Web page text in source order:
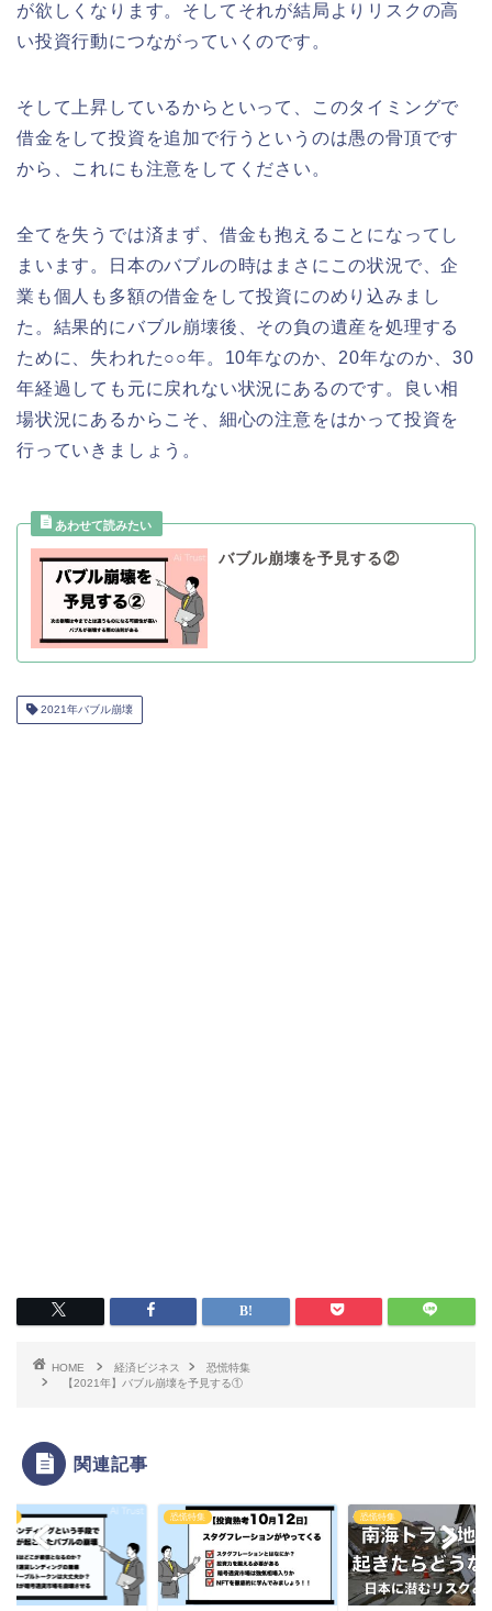
が欲しくなります。そしてそれが結局よりリスクの高
い投資行動につながっていくのです。
そして上昇しているからといって、このタイミングで
借金をして投資を追加で行うというのは愚の骨頂です
から、これにも注意をしてください。
全てを失うでは済まず、借金も抱えることになってし
まいます。日本のバブルの時はまさにこの状況で、企
業も個人も多額の借金をして投資にのめり込みまし
た。結果的にバブル崩壊後、その負の遺産を処理する
ために、失われた○○年。10年なのか、20年なのか、30
年経過しても元に戻れない状況にあるのです。良い相
場状況にあるからこそ、細心の注意をはかって投資を
行っていきましょう。
バブル崩壊を予見する②
2021年バブル崩壊
HOME 経済ビジネス
恐慌特集
【2021年】バブル崩壊を予見する①
関連記事
恐慌特集 恐慌特集